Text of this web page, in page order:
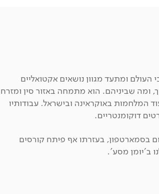
ומתעד מגוון נושאים אקטואליים
ומה שביניהם. הוא מתמחה באזור סין ומזרח
המלחמות באוקראינה ובישראל. עבודותיו
דוקומנטריים.
בסמארטפון, בעזרתו אף פיתח קורסים
ב'יומן מסע'.